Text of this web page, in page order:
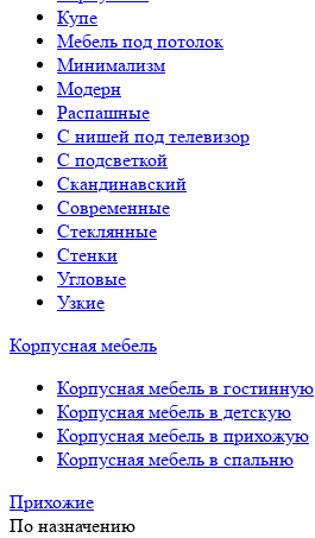
Купе
Мебель под потолок
Минимализм
Модерн
Распашные
С нишей под телевизор
С подсветкой
Скандинавский
Современные
Стеклянные
Стенки
Угловые
Узкие
Корпусная мебель
Корпусная мебель в гостинную
Корпусная мебель в детскую
Корпусная мебель в прихожую
Корпусная мебель в спальню
Прихожие
По назначению